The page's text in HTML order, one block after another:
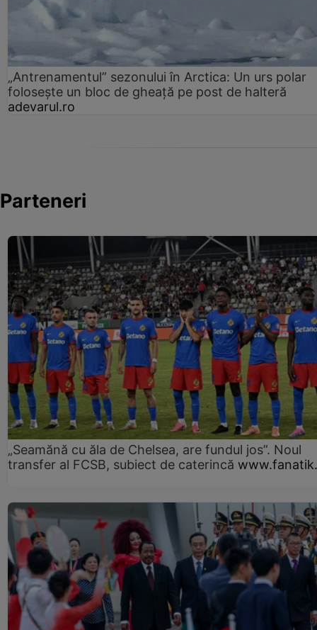
„Antrenamentul” sezonului în Arctica: Un urs polar
folosește un bloc de gheață pe post de halteră
adevarul.ro
Parteneri
„Seamănă cu ăla de Chelsea, are fundul jos”. Noul
transfer al FCSB, subiect de caterincă